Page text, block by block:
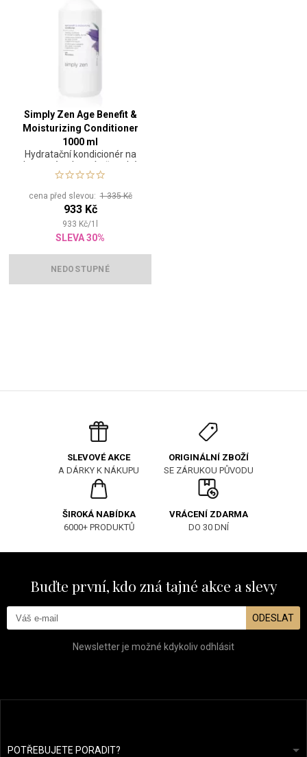
Simply Zen Age Benefit &
Moisturizing Conditioner
1000 ml
Hydratační kondicionér na
barvené nebo mírně suché
vlasy
cena před slevou:1 335 Kč
933 Kč
933 Kč/1
SLEVA 30%
NEDOSTUPNÉ
SLEVOVÉ AKCE
A DÁRKY K NÁKUPU
ORIGINÁLNÍ ZBOŽÍ
SE ZÁRUKOU PŮVODU
ŠIROKÁ NABÍDKA
6000+ PRODUKTŮ
VRÁCENÍ ZDARMA
DO 30 DNÍ
Buďte první, kdo zná tajné akce a slevy
ODESLAT
Newsletter je možné kdykoliv odhlásit
POTŘEBUJETE PORADIT?info@prozdravevlasy.cz